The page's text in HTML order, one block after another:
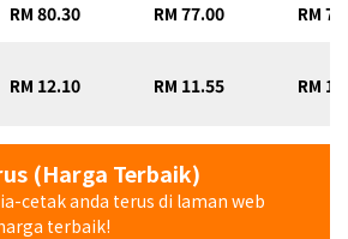
RM 80.30 RM 77.00 RM
RM 12.10 RM 11.55 RM
(Harga Terbaik)
cetak anda terus di laman web
terbaik!